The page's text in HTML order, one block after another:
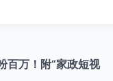
百万！附“家政短视